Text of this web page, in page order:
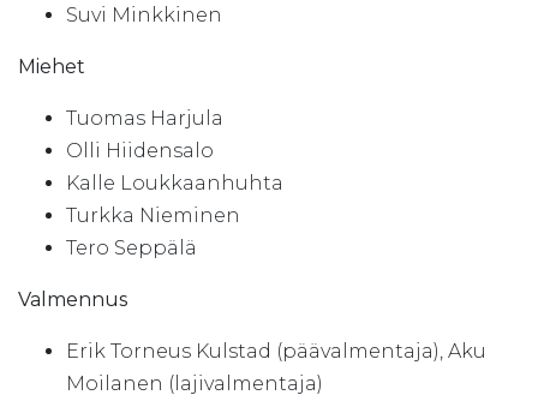
Suvi Minkkinen
Miehet
Tuomas Harjula
Olli Hiidensalo
Kalle Loukkaanhuhta
Turkka Nieminen
Tero Seppälä
Valmennus
Erik Torneus Kulstad (päävalmentaja), Aku
Moilanen (lajivalmentaja)